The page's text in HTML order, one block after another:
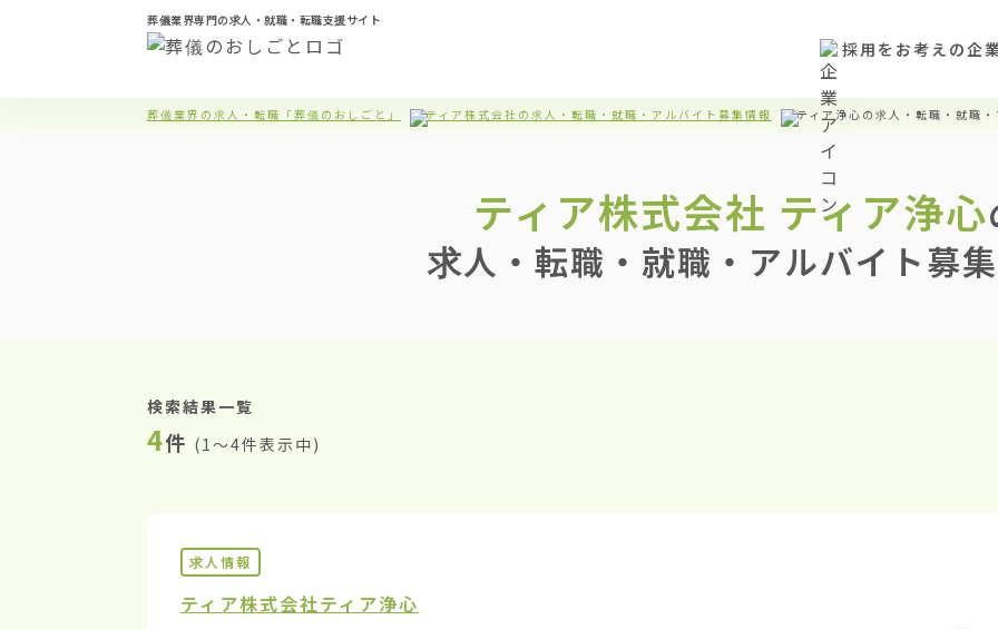
葬儀業界専門の求人・就職・転職支援サイト
採用をお考えの企
葬儀業界の求人・転職「葬儀のおしごと」 ティア株式会社の求人・転職・就職・アルバイト募集情報 ティア浄心の求人・転職・就職
ティア株式会社 ティア浄心
求人・転職・就職・アルバイト募
検索結果一覧
4件 (1〜4件表示中)
求人情報
ティア株式会社ティア浄心